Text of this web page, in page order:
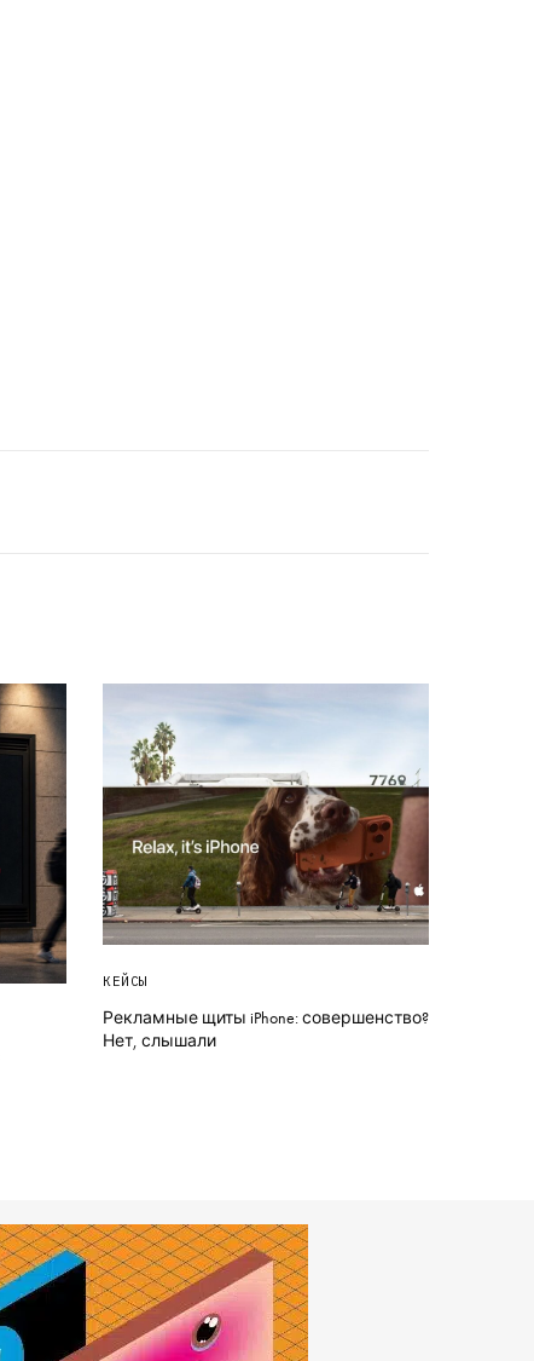
КЕЙСЫ
Рекламные щиты iPhone: совершенство?
Нет, слышали